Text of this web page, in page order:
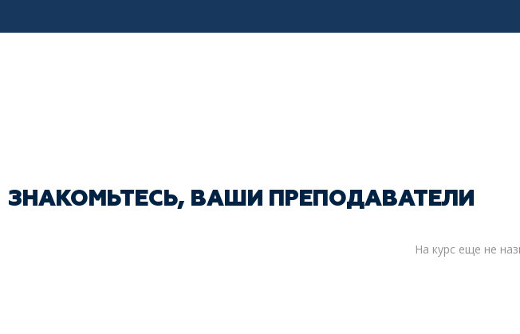
ЗНАКОМЬТЕСЬ, ВАШИ ПРЕПОДАВАТЕЛИ
На курс еще не